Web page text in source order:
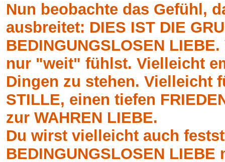
Nun beobachte das Gefühl,
ausbreitet: DIES IST DIE
BEDINGUNGSLOSEN
nur "weit" fühlst. Vielleicht
Dingen zu stehen. Vielleicht
STILLE, einen tiefen
zur WAHREN LIEBE.
Du wirst vielleicht auch
BEDINGUNGSLOSEN